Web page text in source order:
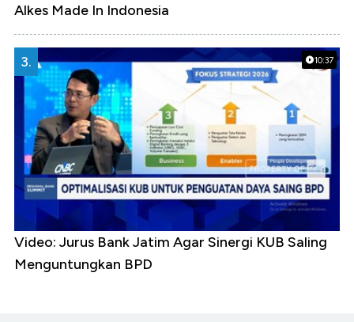
Alkes Made In Indonesia
10:37
3.
Video: Jurus Bank Jatim Agar Sinergi KUB Saling
Menguntungkan BPD